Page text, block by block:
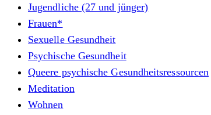
Jugendliche (27 und jünger)
Frauen*
Sexuelle Gesundheit
Psychische Gesundheit
Queere psychische Gesundheitsressourcen
Meditation
Wohnen